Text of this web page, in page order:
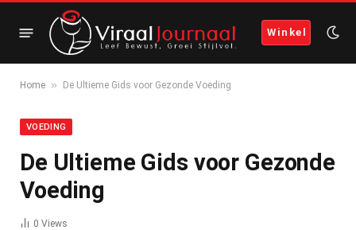
Winkel
Home » De Ultieme Gids voor Gezonde Voeding
VOEDING
De Ultieme Gids voor Gezonde
Voeding
0 Views